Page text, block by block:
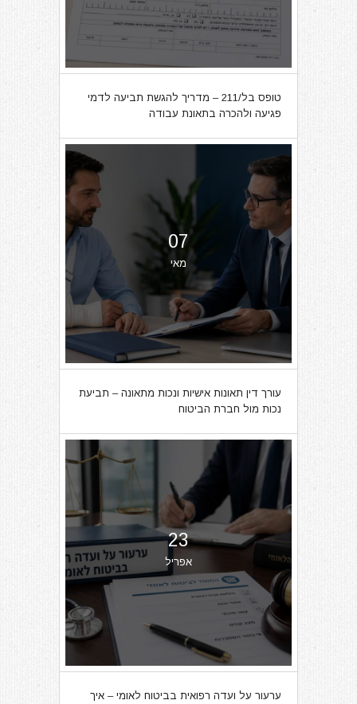
טופס בל/211 – מדריך להגשת תביעה לדמי
פגיעה ולהכרה בתאונת עבודה
07
מאי
עורך דין תאונות אישיות ונכות מתאונה – תביעת
נכות מול חברת הביטוח
23
אפריל
ערעור על ועדה רפואית בביטוח לאומי – איך